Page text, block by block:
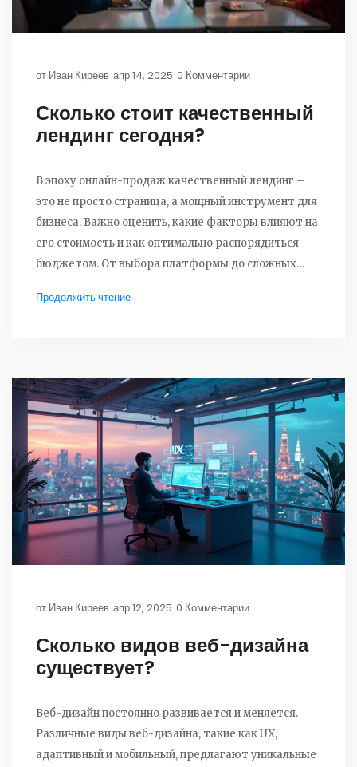
от Иван Киреев апр 14, 2025 0 Комментарии
Сколько стоит качественный
лендинг сегодня?
В эпоху онлайн-продаж качественный лендинг –
это не просто страница, а мощный инструмент для
бизнеса. Важно оценить, какие факторы влияют на
его стоимость и как оптимально распорядиться
бюджетом. От выбора платформы до сложных
итоговую цену.
Продолжить чтение
от Иван Киреев апр 12, 2025 0 Комментарии
Сколько видов веб-дизайна
существует?
Веб-дизайн постоянно развивается и меняется.
Различные виды веб-дизайна, такие как UX,
адаптивный и мобильный, предлагают уникальные